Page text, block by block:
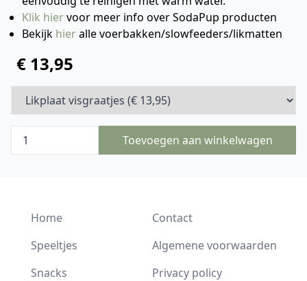
Klik hiervoor meer info over SodaPup producten
Bekijk hieralle voerbakken/slowfeeders/likmatten
€ 13,95
Toevoegen aan winkelwagen
Home
Speeltjes
Snacks
Contact
Algemene voorwaarden
Privacy policy